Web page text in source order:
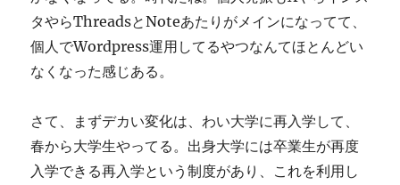
タやらThreadsとNoteあたりがメインになってて、
個人でWordpress運用してるやつなんてほとんどい
なくなった感じある。
さて、まずデカい変化は、わい大学に再入学して、
春から大学生やってる。出身大学には卒業生が再度
入学できる再入学という制度があり、これを利用し